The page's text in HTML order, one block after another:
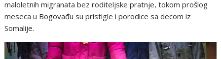
maloletnih migranata bez roditeljske pratnje, tokom prošlog
meseca u Bogovađu su pristigle i porodice sa decom iz
Somalije.